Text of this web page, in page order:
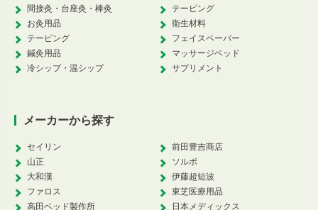
間接灸・台座灸・棒灸
お灸用品
テーピング
鍼灸用品
冷シップ・温シップ
テーピング
衛生材料
フェイスペーパー
マッサージベッド
サプリメント
メーカーから探す
セイリン
山正
大和漢
ファロス
高田ベッド製作所
前田豊吉商店
ソルボ
伊藤超短波
東芝医療用品
日本メディックス